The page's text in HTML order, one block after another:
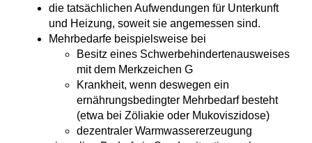
die tatsächlichen Aufwendungen für Unterkunft
und Heizung, soweit sie angemessen sind.
Mehrbedarfe beispielsweise bei
Besitz eines Schwerbehindertenausweises
mit dem Merkzeichen G
Krankheit, wenn deswegen ein
ernährungsbedingter Mehrbedarf besteht
(etwa bei Zöliakie oder Mukoviszidose)
dezentraler Warmwassererzeugung